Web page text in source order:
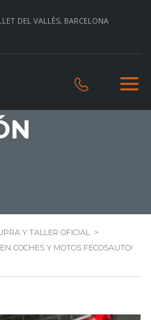
DEL VALLÈS, BARCELONA
Y TALLER OFICIAL >
COCHES Y MOTOS FECOSAUTO!